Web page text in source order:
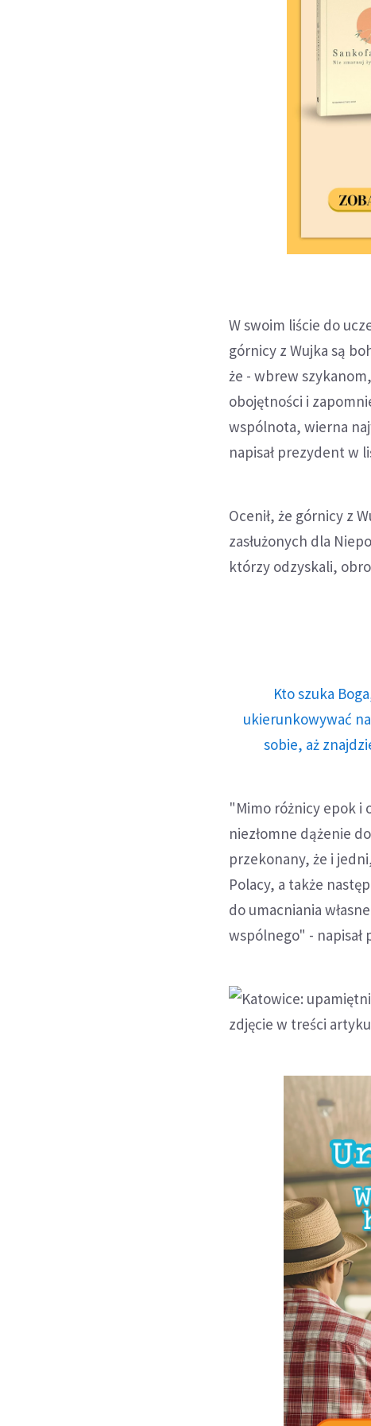
W swoim liście do
górnicy z Wujka są
że - wbrew
obojętności i
wspólnota, wierna
napisał prezydent w
Ocenił, że górnicy z
zasłużonych dla
którzy odzyskali,
Kto szuka
ukierunkowywać
sobie, aż
"Mimo różnicy epok i
niezłomne dążenie
przekonany, że i
Polacy, a także
do umacniania
wspólnego" - napisał